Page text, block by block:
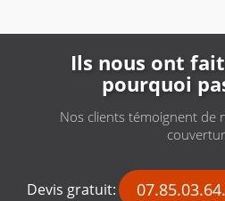
Ils nous ont
pourquoi
Nos clients témoignent de
Devis gratuit: